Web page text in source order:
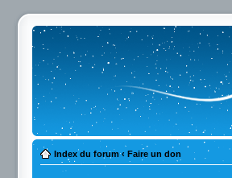
Index du forum ‹ Faire un don